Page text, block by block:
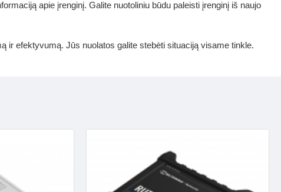
apie įrenginį. Galite nuotoliniu būdu paleisti įrenginį iš naujo
ir efektyvumą. Jūs nuolatos galite stebėti situaciją visame tinkle.